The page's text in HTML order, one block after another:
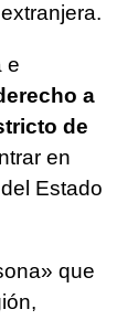
e
a
de
en
Estado
que